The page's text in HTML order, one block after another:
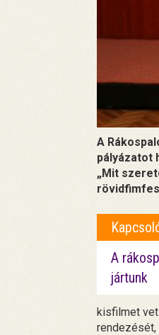
A
pályázatot
„Mit
A
jártunk
kisfilmet
rendezését,